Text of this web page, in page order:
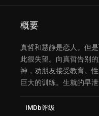
概要
真哲和慧静是恋人。但
此很失望。向真哲告别
神，劝朋友接受教育。
巨大的训练。生就的早
IMDb评级